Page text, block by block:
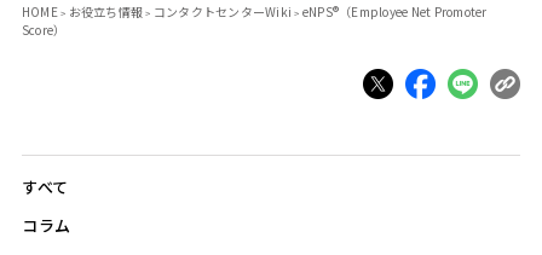
HOME お役立ち情報 コンタクトセンターWiki
eNPS®（Employee Net Promoter
Score）
すべて
コラム